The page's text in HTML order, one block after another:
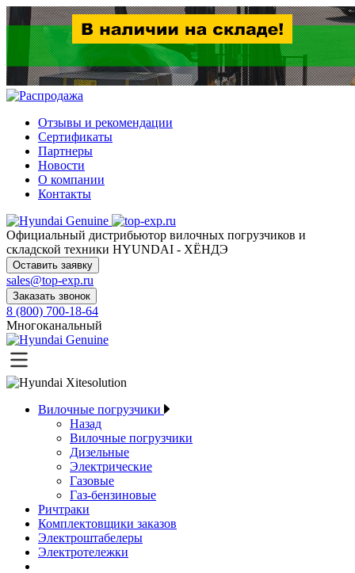
Отзывы и рекомендации
Сертификаты
Партнеры
Новости
О компании
Контакты
Официальный дистрибьютор вилочных погрузчиков и
складской техники HYUNDAI - ХЁНДЭ
Оставить заявку
sales@top-exp.ru
Заказать звонок
8 (800) 700-18-64
Многоканальный
Вилочные погрузчики
Назад
Вилочные погрузчики
Дизельные
Электрические
Газовые
Газ-бензиновые
Ричтраки
Комплектовщики заказов
Электроштабелеры
Электротележки